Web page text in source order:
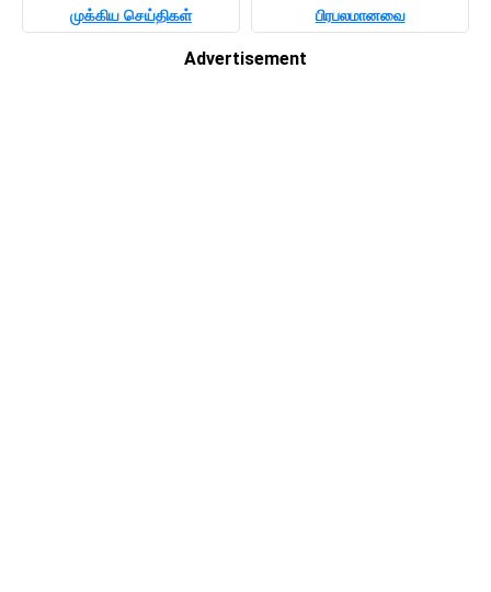
முக்கிய செய்திகள் பிரபலமானவை
Advertisement